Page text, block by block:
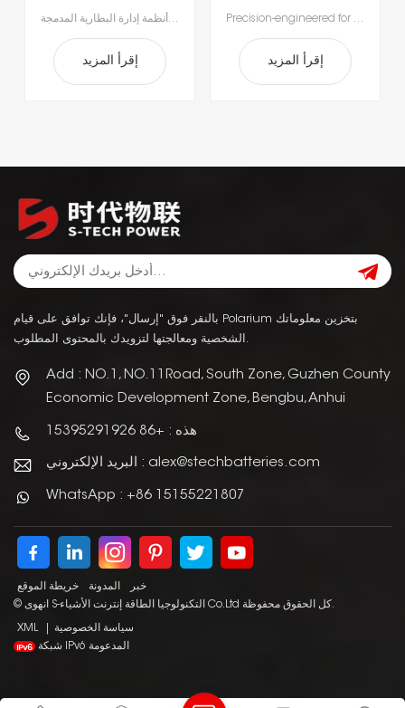
سريعة الشحن، تدوم
لأكثر من 5000 دورة،
مناسبة للرافعات
الشوكية الكهربائية.
بطاريات الليثيوم أيون المتطورة لدينا، مصممة خصيصاً لتلبية متطلبات مناولة المواد الحديثة.استمتع بإنتاجية لا مثيل لها مع الشحن السريع الذي يستغرق ساعة إلى ساعتين فقط، مما يتيح الشحن أثناء فترات الراحة ويقضي على وقت التوقف الطويل للاستبدال.بفضل أنظمة إدارة البطارية المدمجة (BMS) لتحقيق السلامة والأداء الأمثل وطول العمر، ستحصل على طاقة موثوقة أكثر ذكاءً وأمانًا.
إقرأ المزيد
Battery
Precision-engineered for the rigorous demands of modern material handling, our advanced lithium-ion batteries deliver unmatched efficiency. Intelligent power management enables rapid, opportunity charging in as little as 1–2 hours, ensuring your fleet stays productive around the clock. Integrated Battery Management Systems (BMS) provide real-time monitoring for enhanced safety, optimal performance, and extended battery life—making power delivery smarter, safer, and more reliable.
إقرأ المزيد
بالنقر فوق "إرسال"، فإنك توافق على قيام Polarium بتخزين معلوماتك
الشخصية ومعالجتها لتزويدك بالمحتوى المطلوب.
Add : NO.1, NO.11Road, South Zone, Guzhen County
Economic Development Zone, Bengbu, Anhui
هذه : +86 15395291926
البريد الإلكتروني : alex@stechbatteries.com
WhatsApp : +86 15155221807
خريطة الموقع المدونة
خبر
© انهوى S-التكنولوجيا الطاقة إنترنت الأشياء Co.Ltd كل الحقوق محفوظة.
XML
سياسة الخصوصية
شبكة IPv6 المدعومة